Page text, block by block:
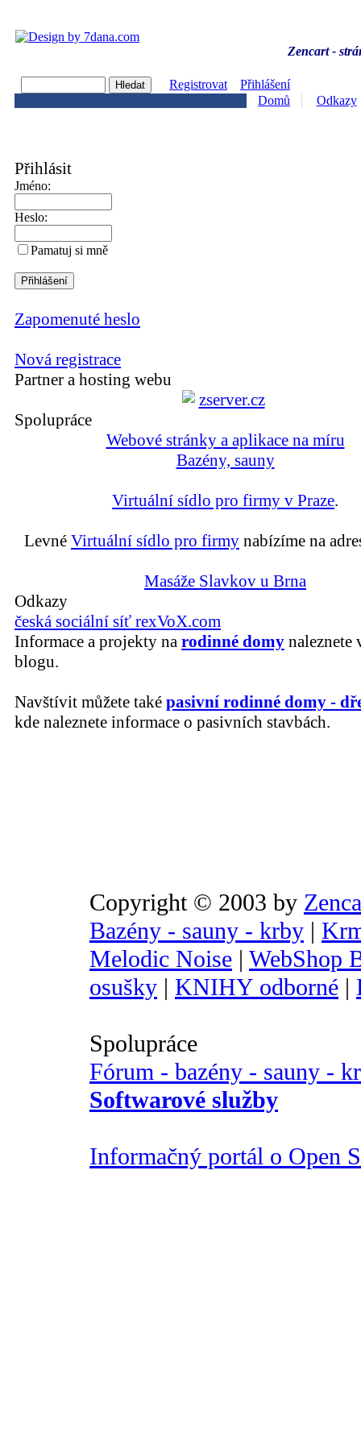
Zencart -
Registrovat
Přihlášení
Domů
Odkazy
Přihlásit
Jméno:
Heslo:
Pamatuj si mně
Zapomenuté heslo
Nová registrace
Partner a hosting webu
Spolupráce
Webové stránky a aplikace na míru
Bazény, sauny
Virtuální sídlo pro firmy v Praze.
Levné Virtuální sídlo pro firmy nabízíme na
Masáže Slavkov u Brna
Odkazy
česká sociální síť rexVoX.com
Informace a projekty na rodinné domy naleznete
blogu.
Navštívit můžete také pasivní rodinné domy -
kde naleznete informace o pasivních stavbách.
Copyright © 2003 by
Bazény - sauny - krby |
Melodic Noise | WebShop
osušky | KNIHY odborné |
Spolupráce
Fórum - bazény - sauny -
Softwarové služby
Informačný portál o Open